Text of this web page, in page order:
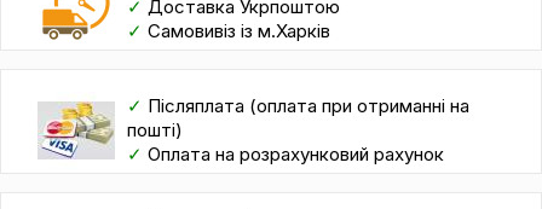
✓ Доставка Укрпоштою
✓ Самовивіз із м.Харків
✓ Післяплата (оплата при отриманні на
пошті)
✓ Оплата на розрахунковий рахунок